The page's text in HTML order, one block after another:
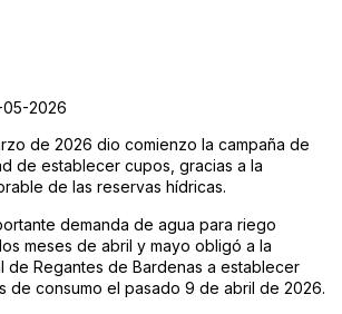
2026
de 2026 dio comienzo la campaña de
de establecer cupos, gracias a la
de las reservas hídricas.
demanda de agua para riego
meses de abril y mayo obligó a la
de Regantes de Bardenas a establecer
de consumo el pasado 9 de abril de 2026.